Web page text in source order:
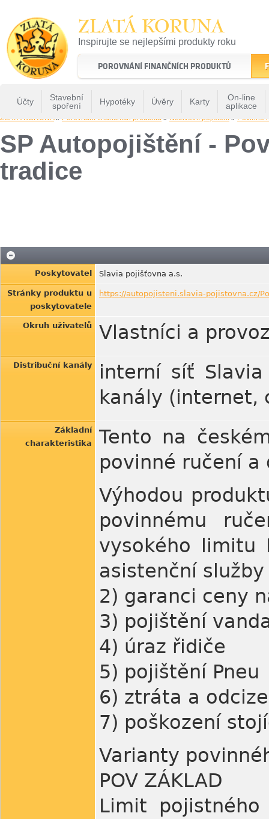
ZLATÁ KORUNA
Inspirujte se nejlepšími produkty roku
22 let tradice a kvality na finančním trhu
POROVNÁNÍ FINANČNÍCH PRODUKTŮ
Účty
Stavební
spoření
Hypotéky Úvěry Karty
On-line
aplikace
ZLATÁ KORUNA» Porovnání finančních produktů » Neživotní pojištění » Povinné
SP Autopojištění -
tradice
Poskytovatel Slavia pojišťovna a.s.
Stránky produktu u
poskytovatele
https://autopojisteni.slavia-pojistovna.cz/
Okruh uživatelů Vlastníci a
Distribuční kanály
interní síť
kanály (internet,
Základní
charakteristika
Tento na
povinné ručení
Výhodou
povinnému
vysokého limitu
asistenční služby
2) garanci ceny
3) pojištění
4) úraz řidiče
5) pojištění Pneu
6) ztráta a
7) poškození
Varianty
POV ZÁKLAD
Limit